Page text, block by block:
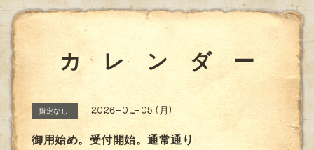
カ レ ン ダ ー
指定なし 2026-01-05 (月)
御用始め。受付開始。通常通り